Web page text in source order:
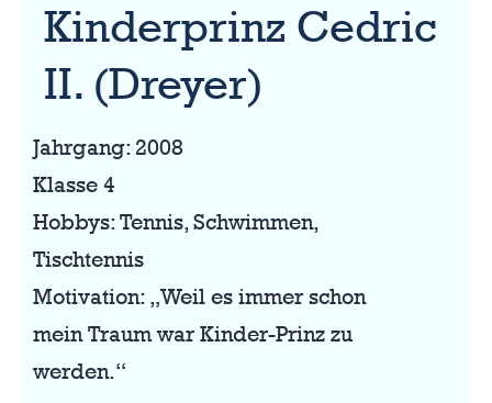
Kinderprinz Cedric
II. (Dreyer)
Jahrgang: 2008
Klasse 4
Hobbys: Tennis, Schwimmen,
Tischtennis
Motivation: „Weil es immer schon
mein Traum war Kinder-Prinz zu
werden.“